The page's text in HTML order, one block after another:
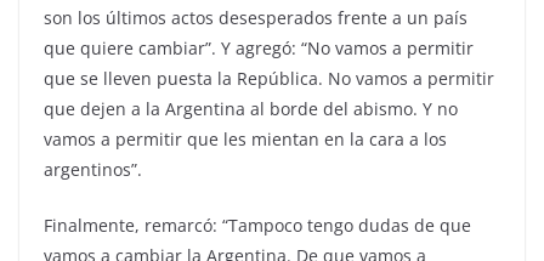
son los últimos actos desesperados frente a un país
que quiere cambiar”. Y agregó: “No vamos a permitir
que se lleven puesta la República. No vamos a permitir
que dejen a la Argentina al borde del abismo. Y no
vamos a permitir que les mientan en la cara a los
argentinos”.
Finalmente, remarcó: “Tampoco tengo dudas de que
vamos a cambiar la Argentina. De que vamos a